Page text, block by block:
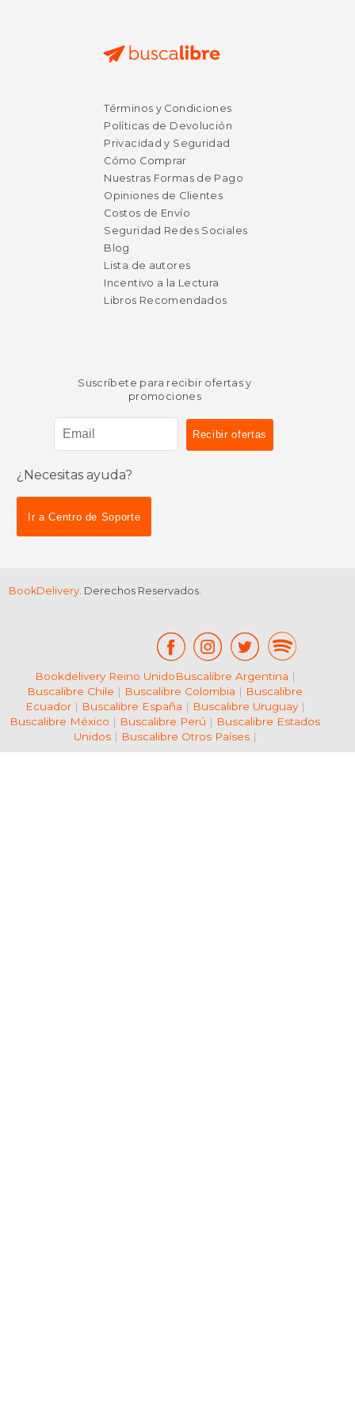
$ 10.50
$ 9.27
50%
dcto.
6%
Términos y Condiciones
Políticas de Devolución
Privacidad y Seguridad
Cómo Comprar
Nuestras Formas de Pago
Opiniones de Clientes
Costos de Envío
Seguridad Redes Sociales
Blog
Lista de autores
Incentivo a la Lectura
Libros Recomendados
Suscríbete para recibir ofertas y
promociones
¿Necesitas ayuda?
Ir a Centro de Soporte
BookDelivery. Derechos Reservados.
Bookdelivery Reino UnidoBuscalibre Argentina |
Buscalibre Chile | Buscalibre Colombia | Buscalibre
Ecuador| Buscalibre España | Buscalibre Uruguay|
Buscalibre México | Buscalibre Perú | Buscalibre Estados
Unidos| Buscalibre Otros Países|